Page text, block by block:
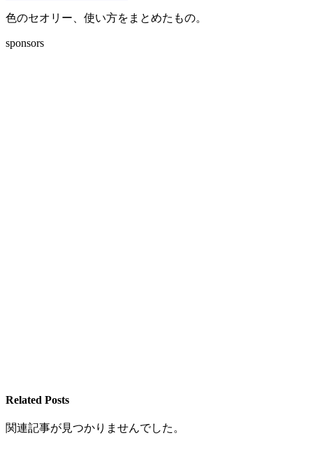
色のセオリー、使い方をまとめたもの。
sponsors
Related Posts
関連記事が見つかりませんでした。